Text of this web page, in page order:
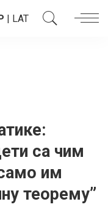
| LAT
са чим
им
теорему”